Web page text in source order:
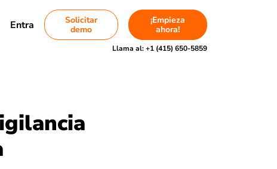
Entra
Solicitar
demo
¡Empieza
ahora!
Llama al:+1 (415) 650-5859